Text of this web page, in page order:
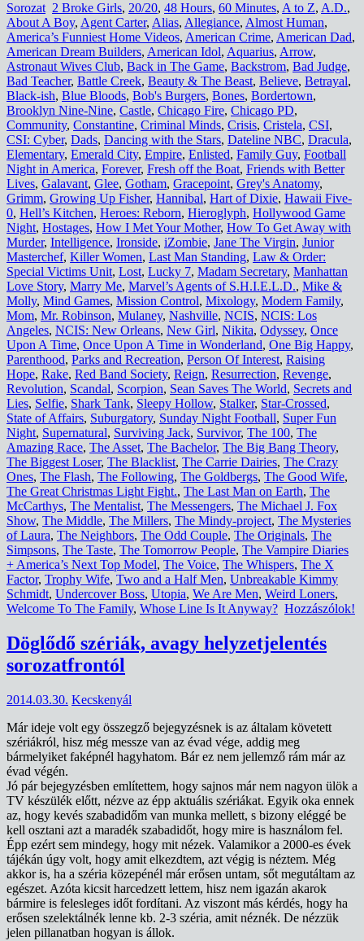
Sorozat 2 Broke Girls, 20/20, 48 Hours, 60 Minutes, A to Z, A.D.,
About A Boy, Agent Carter, Alias, Allegiance, Almost Human,
America’s Funniest Home Videos, American Crime, American Dad,
American Dream Builders, American Idol, Aquarius, Arrow,
Astronaut Wives Club, Back in The Game, Backstrom, Bad Judge,
Bad Teacher, Battle Creek, Beauty & The Beast, Believe, Betrayal,
Black-ish, Blue Bloods, Bob's Burgers, Bones, Bordertown,
Brooklyn Nine-Nine, Castle, Chicago Fire, Chicago PD,
Community, Constantine, Criminal Minds, Crisis, Cristela, CSI,
CSI: Cyber, Dads, Dancing with the Stars, Dateline NBC, Dracula,
Elementary, Emerald City, Empire, Enlisted, Family Guy, Football
Night in America, Forever, Fresh off the Boat, Friends with Better
Lives, Galavant, Glee, Gotham, Gracepoint, Grey's Anatomy,
Grimm, Growing Up Fisher, Hannibal, Hart of Dixie, Hawaii Five-
0, Hell’s Kitchen, Heroes: Reborn, Hieroglyph, Hollywood Game
Night, Hostages, How I Met Your Mother, How To Get Away with
Murder, Intelligence, Ironside, iZombie, Jane The Virgin, Junior
Masterchef, Killer Women, Last Man Standing, Law & Order:
Special Victims Unit, Lost, Lucky 7, Madam Secretary, Manhattan
Love Story, Marry Me, Marvel’s Agents of S.H.I.E.L.D., Mike &
Molly, Mind Games, Mission Control, Mixology, Modern Family,
Mom, Mr. Robinson, Mulaney, Nashville, NCIS, NCIS: Los
Angeles, NCIS: New Orleans, New Girl, Nikita, Odyssey, Once
Upon A Time, Once Upon A Time in Wonderland, One Big Happy,
Parenthood, Parks and Recreation, Person Of Interest, Raising
Hope, Rake, Red Band Society, Reign, Resurrection, Revenge,
Revolution, Scandal, Scorpion, Sean Saves The World, Secrets and
Lies, Selfie, Shark Tank, Sleepy Hollow, Stalker, Star-Crossed,
State of Affairs, Suburgatory, Sunday Night Football, Super Fun
Night, Supernatural, Surviving Jack, Survivor, The 100, The
Amazing Race, The Asset, The Bachelor, The Big Bang Theory,
The Biggest Loser, The Blacklist, The Carrie Dairies, The Crazy
Ones, The Flash, The Following, The Goldbergs, The Good Wife,
The Great Christmas Light Fight., The Last Man on Earth, The
McCarthys, The Mentalist, The Messengers, The Michael J. Fox
Show, The Middle, The Millers, The Mindy-project, The Mysteries
of Laura, The Neighbors, The Odd Couple, The Originals, The
Simpsons, The Taste, The Tomorrow People, The Vampire Diaries
+ America’s Next Top Model, The Voice, The Whispers, The X
Factor, Trophy Wife, Two and a Half Men, Unbreakable Kimmy
Schmidt, Undercover Boss, Utopia, We Are Men, Weird Loners,
Welcome To The Family, Whose Line Is It Anyway? Hozzászólok!
Döglődő szériák, avagy helyzetjelentés
sorozatfrontól
2014.03.30. Kecskenyál
Már ideje volt egy összegző bejegyzésnek is az általam követett
szériákról, hisz még messze van az évad vége, addig meg
bármelyiket faképnél hagyhatom. Bár ez nem jellemző rám már az
évad végén.
Jó pár bejegyzésben említettem, hogy sajnos már nem nagyon ülök a
TV készülék előtt, nézve az épp aktuális szériákat. Egyik oka ennek
az, hogy kevés szabadidőm van munka mellett, s bizony eléggé be
kell osztani azt a maradék szabadidőt, hogy mire is használom fel.
Épp ezért sem mindegy, hogy mit nézek. Valamikor a 2000-es évek
tájékán úgy volt, hogy amit elkezdtem, azt végig is néztem. Még
akkor is, ha a széria közepénél már erősen untam, sőt megutáltam az
egészet. Azóta kicsit harcedzett lettem, hisz nem igazán akarok
bármire is felesleges időt fordítani. Az viszont más kérdés, hogy ha
erősen szelektálnék lenne kb. 2-3 széria, amit néznék. De nézzük
jelen pillanatban hogyan is állok.